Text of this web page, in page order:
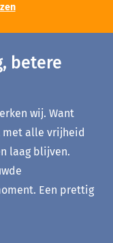
betere
wij. Want
met alle vrijheid
laag blijven.
Een prettig